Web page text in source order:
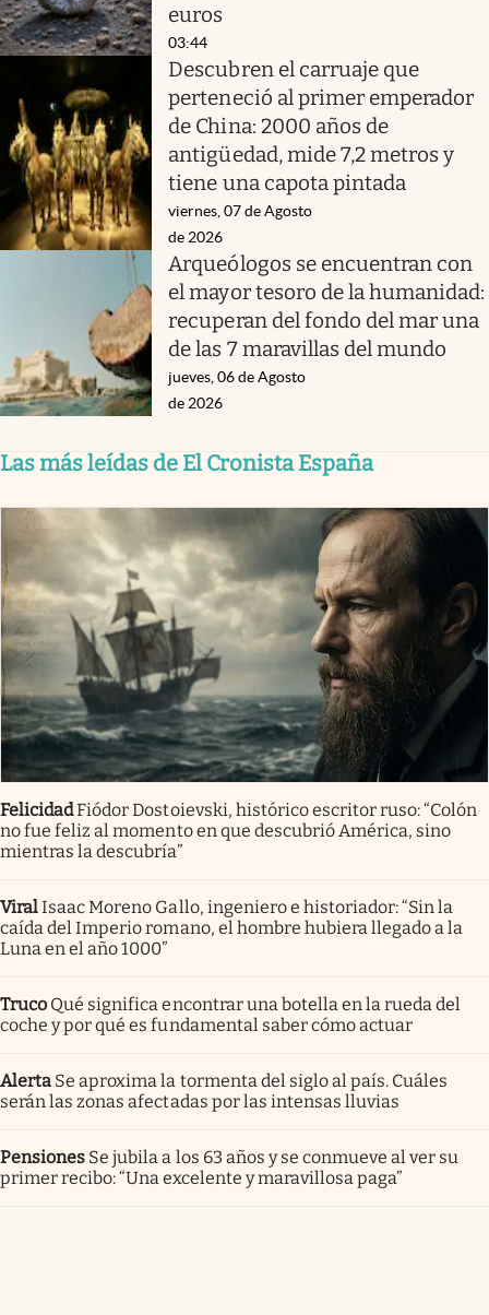
euros
03:44
Descubren el carruaje que
perteneció al primer emperador
de China: 2000 años de
antigüedad, mide 7,2 metros y
tiene una capota pintada
viernes, 07 de Agosto
de 2026
Arqueólogos se encuentran con
el mayor tesoro de la humanidad:
recuperan del fondo del mar una
de las 7 maravillas del mundo
jueves, 06 de Agosto
de 2026
Las más leídas de El Cronista España
FelicidadFiódor Dostoievski, histórico escritor ruso: “Colón
no fue feliz al momento en que descubrió América, sino
mientras la descubría”
ViralIsaac Moreno Gallo, ingeniero e historiador: “Sin la
caída del Imperio romano, el hombre hubiera llegado a la
Luna en el año 1000”
Truco Qué significa encontrar una botella en la rueda del
coche y por qué es fundamental saber cómo actuar
Alerta Se aproxima la tormenta del siglo al país. Cuáles
serán las zonas afectadas por las intensas lluvias
Pensiones Se jubila a los 63 años y se conmueve al ver su
primer recibo: “Una excelente y maravillosa paga”